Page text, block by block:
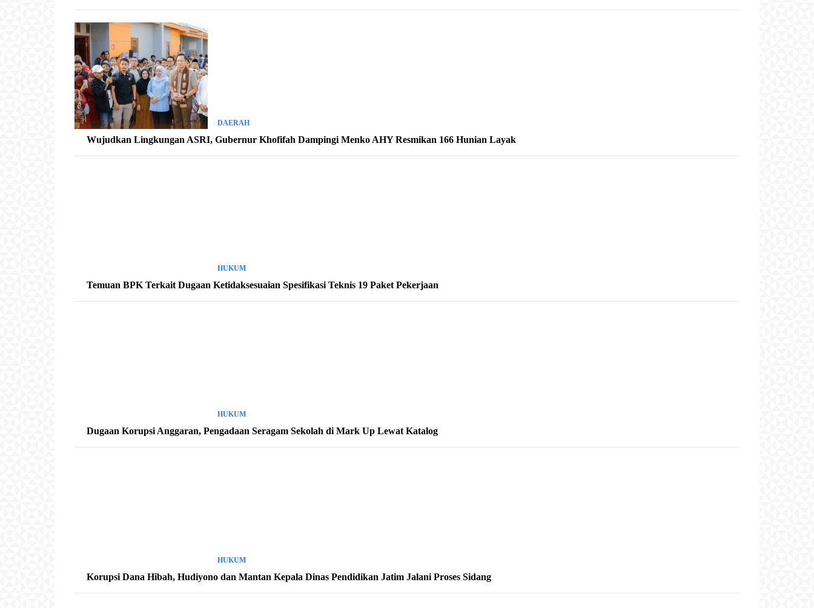
DAERAH
Wujudkan Lingkungan ASRI, Gubernur Khofifah Dampingi Menko AHY Resmikan 166 Hunian Layak
HUKUM
Temuan BPK Terkait Dugaan Ketidaksesuaian Spesifikasi Teknis 19 Paket Pekerjaan
HUKUM
Dugaan Korupsi Anggaran, Pengadaan Seragam Sekolah di Mark Up Lewat Katalog
HUKUM
Korupsi Dana Hibah, Hudiyono dan Mantan Kepala Dinas Pendidikan Jatim Jalani Proses Sidang